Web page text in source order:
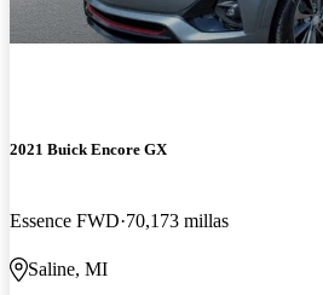
2021 Buick Encore GX
Essence FWD 70,173 millas
Saline, MI